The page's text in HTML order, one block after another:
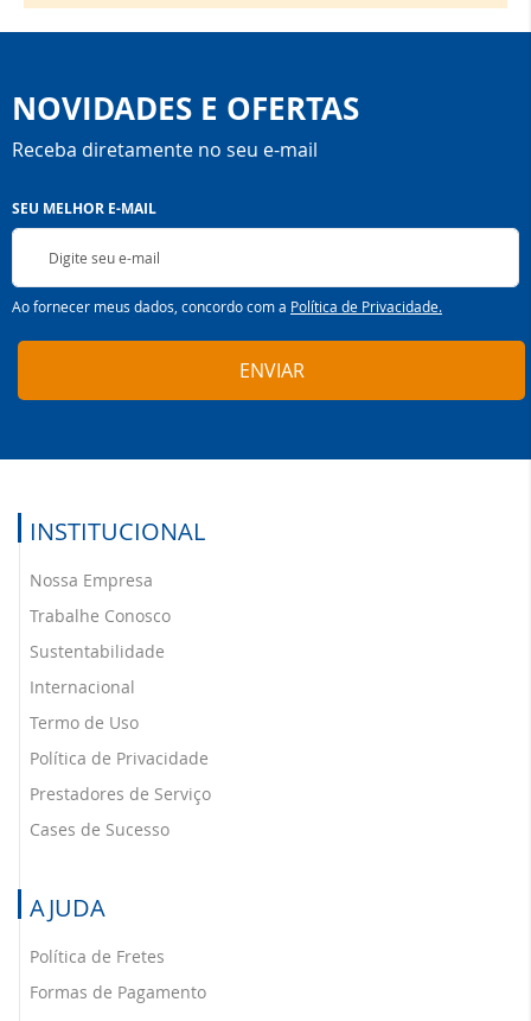
NOVIDADES E OFERTAS
Receba diretamente no seu e-mail
Inscreva-
se
nossa
Newsletter:
SEU MELHOR E-MAIL
Ao fornecer meus dados, concordo com a Política de Privacidade.
ENVIAR
INSTITUCIONAL
Nossa Empresa
Trabalhe Conosco
Sustentabilidade
Internacional
Termo de Uso
Política de Privacidade
Prestadores de Serviço
Cases de Sucesso
AJUDA
Política de Fretes
Formas de Pagamento